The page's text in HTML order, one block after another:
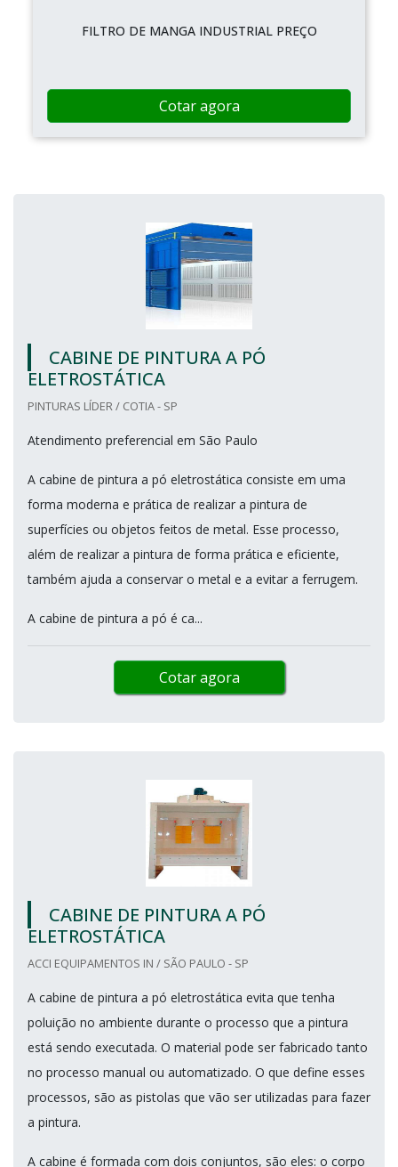
FILTRO DE MANGA INDUSTRIAL PREÇO
Cotar agora
CABINE DE PINTURA A PÓ
ELETROSTÁTICA
PINTURAS LÍDER / COTIA - SP
Atendimento preferencial em São Paulo
A cabine de pintura a pó eletrostática consiste em uma
forma moderna e prática de realizar a pintura de
superfícies ou objetos feitos de metal. Esse processo,
além de realizar a pintura de forma prática e eficiente,
também ajuda a conservar o metal e a evitar a ferrugem.
A cabine de pintura a pó é ca...
Cotar agora
CABINE DE PINTURA A PÓ
ELETROSTÁTICA
ACCI EQUIPAMENTOS IN / SÃO PAULO - SP
A cabine de pintura a pó eletrostática evita que tenha
poluição no ambiente durante o processo que a pintura
está sendo executada. O material pode ser fabricado tanto
no processo manual ou automatizado. O que define esses
processos, são as pistolas que vão ser utilizadas para fazer
a pintura.
A cabine é formada com dois conjuntos, são eles: o corpo